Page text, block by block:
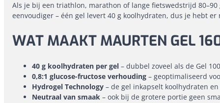
Als je bij een triathlon, marathon of lange fietswedstrijd
eenvoudiger – één gel levert 40 g koolhydraten, dus je hebt
WAT MAAKT MAURTEN GEL
40 g koolhydraten per gel – dubbel zoveel als de Gel
0,8:1 glucose-fructose verhouding – geoptimaliseerd
Hydrogel Technology – de gel inkapselt koolhydraten
Neutraal van smaak – ook bij de grotere portie geen